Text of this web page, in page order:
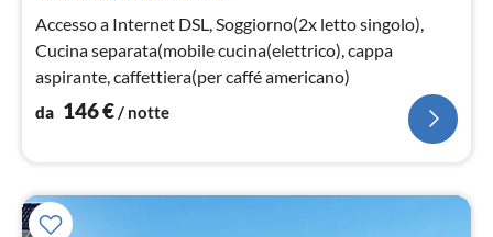
Accesso a Internet DSL, Soggiorno(2x letto singolo),
Cucina separata(mobile cucina(elettrico), cappa
aspirante, caffettiera(per caffé americano)
da 146€/ notte